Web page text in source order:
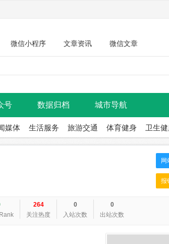
微信小程序 文章资讯 微信文章
号 数据归档 城市导航
媒体 生活服务 旅游交通 体育健身 卫生
网
报
264
关注热度
0
入站次数
0
出站次数